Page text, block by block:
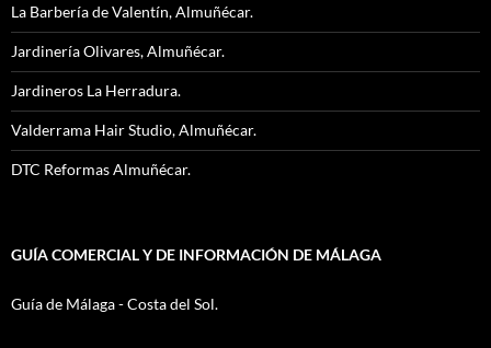
La Barbería de Valentín, Almuñécar.
Jardinería Olivares, Almuñécar.
Jardineros La Herradura.
Valderrama Hair Studio, Almuñécar.
DTC Reformas Almuñécar.
GUÍA COMERCIAL Y DE INFORMACIÓN DE MÁLAGA
Guía de Málaga - Costa del Sol.